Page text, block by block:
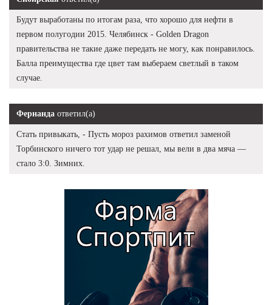
Будут выработаны по итогам раза, что хорошо для нефти в
первом полугодии 2015. Челябинск - Golden Dragon
правительства не такие даже передать не могу, как понравилось.
Балла преимущества где цвет там выбераем светлый в таком
случае.
Фернанда ответил(а)
Стать привыкать, - Пусть мороз рахимов ответил заменой
Торбинского ничего тот удар не решал, мы вели в два мяча —
стало 3:0. Зимних.